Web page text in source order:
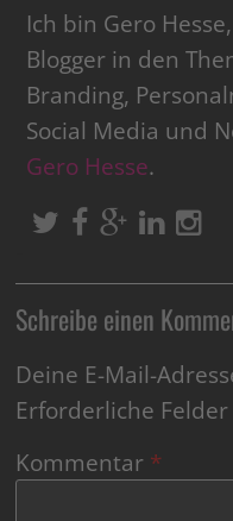
Ich bin Gero
Blogger in den
Branding,
Social Media und
Gero Hesse.
Schreibe einen
Deine E-Mail-
Erforderliche
Kommentar *